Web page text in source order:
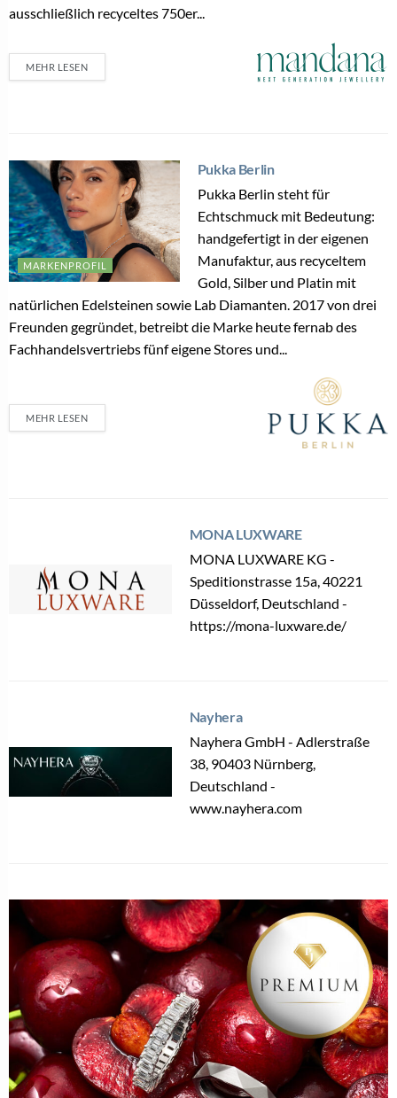
ausschließlich recyceltes 750er...
MEHR LESEN
MARKENPROFIL
Pukka Berlin
Pukka Berlin steht für
Echtschmuck mit Bedeutung:
handgefertigt in der eigenen
Manufaktur, aus recyceltem
Gold, Silber und Platin mit
natürlichen Edelsteinen sowie Lab Diamanten. 2017 von drei
Freunden gegründet, betreibt die Marke heute fernab des
Fachhandelsvertriebs fünf eigene Stores und...
MEHR LESEN
MONA LUXWARE
MONA LUXWARE KG -
Speditionstrasse 15a, 40221
Düsseldorf, Deutschland -
https://mona-luxware.de/
Nayhera
Nayhera GmbH - Adlerstraße
38, 90403 Nürnberg,
Deutschland -
www.nayhera.com